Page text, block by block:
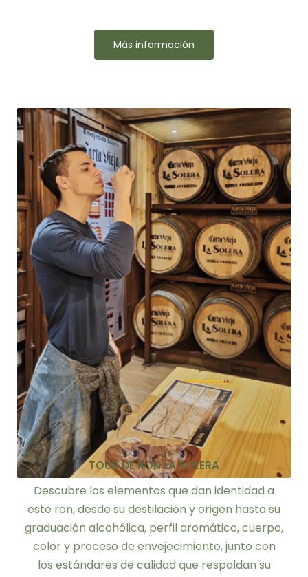
Más información
TOUR DE RON LA SOLERA
Descubre los elementos que dan identidad a
este ron, desde su destilación y origen hasta su
graduación alcohólica, perfil aromático, cuerpo,
color y proceso de envejecimiento, junto con
los estándares de calidad que respaldan su